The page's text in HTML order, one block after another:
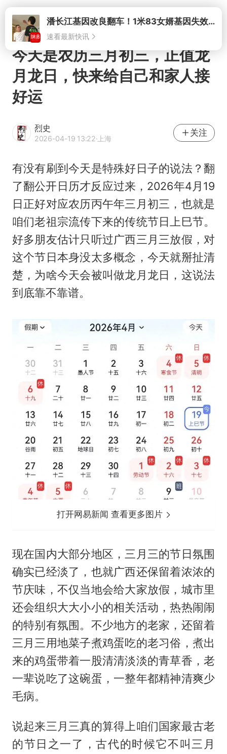
打开 潘长江基因改良翻车！1米83女婿基因失效，12岁外孙身高只到姥爷下巴
速看最新快讯
今天是农历三月初三，正值龙
月龙日，快来给自己和家人接
好运
烈史
2026-04-19 13:22·上海
关注
有没有刷到今天是特殊好日子的说法？翻
了翻公开日历才反应过来，2026年4月19
日正好对应农历丙午年三月初三，也就是
咱们老祖宗流传下来的传统节日上巳节。
好多朋友估计只听过广西三月三放假，对
这个节日本身没太多概念，今天就掰扯清
楚，为啥今天会被叫做龙月龙日，这说法
到底靠不靠谱。
打开网易新闻 查看更多图片
现在国内大部分地区，三月三的节日氛围
确实已经淡了，也就广西还保留着浓浓的
节庆味，不仅当地会给大家放假，城市里
还会组织大大小小的相关活动，热热闹闹
的特别有氛围。不少地方的老家，还留着
三月三用地菜子煮鸡蛋吃的老习俗，煮出
来的鸡蛋带着一股清清淡淡的青草香，老
一辈说吃了这碗蛋，一整年都精神清爽少
毛病。
说起来三月三真的算得上咱们国家最古老
的节日之一了，古代的时候它不叫三月